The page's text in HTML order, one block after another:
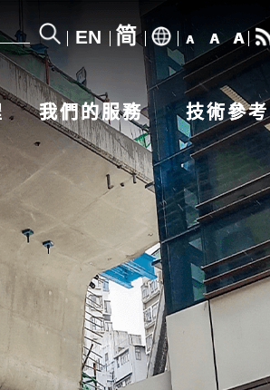
EN 简 A A A
我們的服務 技術參考